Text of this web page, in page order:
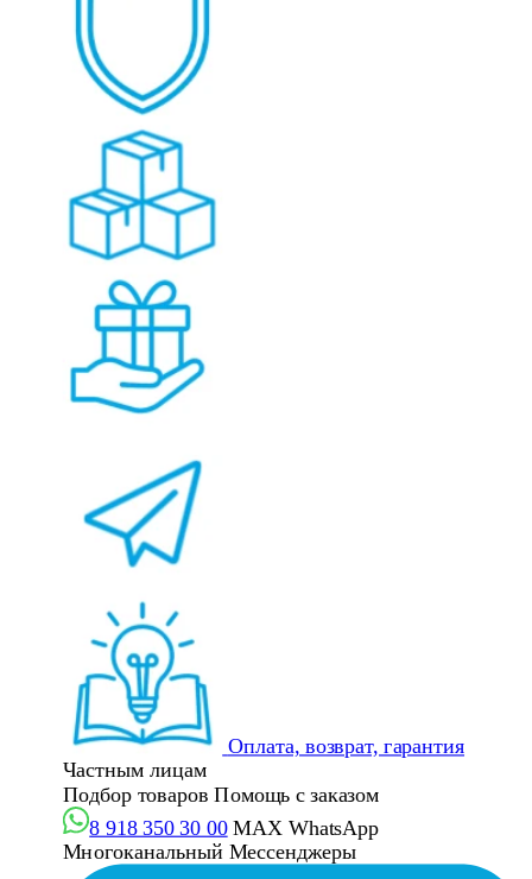
Оплата, возврат, гарантия
Частным лицам
Подбор товаров Помощь с заказом
8 918 350 30 00 MAX WhatsApp
Многоканальный Мессенджеры